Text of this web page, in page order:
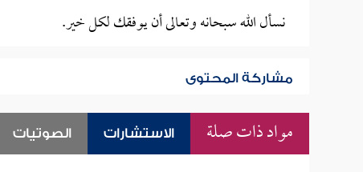
نسأل الله سبحانه وتعالى أن يوفقك لكل خير.
مشاركة المحتوى
مواد ذات صلة الاستشارات الصوتيات